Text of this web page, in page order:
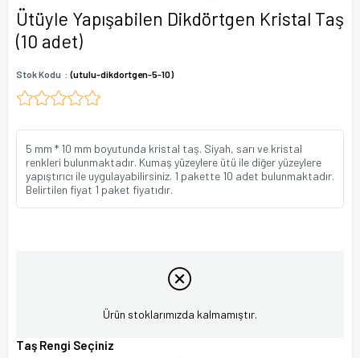
Ütüyle Yapışabilen Dikdörtgen Kristal Taş
(10 adet)
Stok Kodu (utulu-dikdortgen-5-10)
5 mm * 10 mm boyutunda kristal taş. Siyah, sarı ve kristal
renkleri bulunmaktadır. Kumaş yüzeylere ütü ile diğer yüzeylere
yapıştırıcı ile uygulayabilirsiniz. 1 pakette 10 adet bulunmaktadır.
Belirtilen fiyat 1 paket fiyatıdır.
Ürün stoklarımızda kalmamıştır.
Taş Rengi Seçiniz